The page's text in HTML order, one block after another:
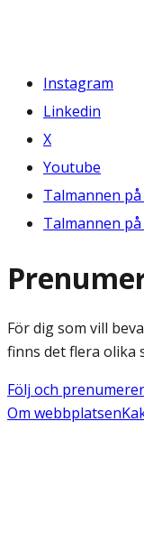
Instagram
Linkedin
X
Youtube
Talmannen på
Talmannen
För dig som vill
finns det flera olika
Följ och
Om webbplatsen